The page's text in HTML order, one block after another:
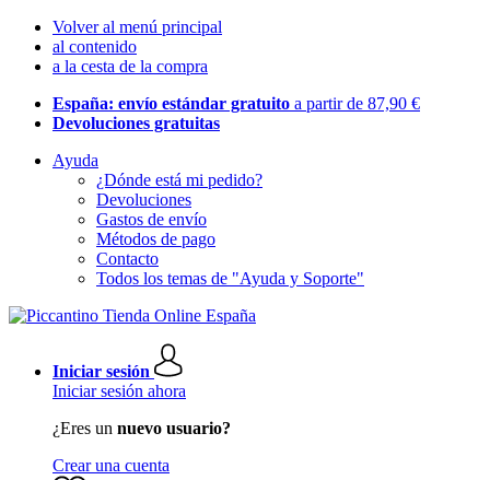
Volver al menú principal
al contenido
a la cesta de la compra
España: envío estándar gratuito a partir de 87,90 €
Devoluciones gratuitas
Ayuda
¿Dónde está mi pedido?
Devoluciones
Gastos de envío
Métodos de pago
Contacto
Todos los temas de "Ayuda y Soporte"
Iniciar sesión
Iniciar sesión ahora
¿Eres un nuevo usuario?
Crear una cuenta